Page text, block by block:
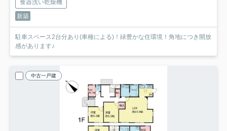
食器洗い乾燥機
新築
駐車スペース2台分あり(車種による)！緑豊かな住環境！角地につき開放
感があります♪
中古一戸建